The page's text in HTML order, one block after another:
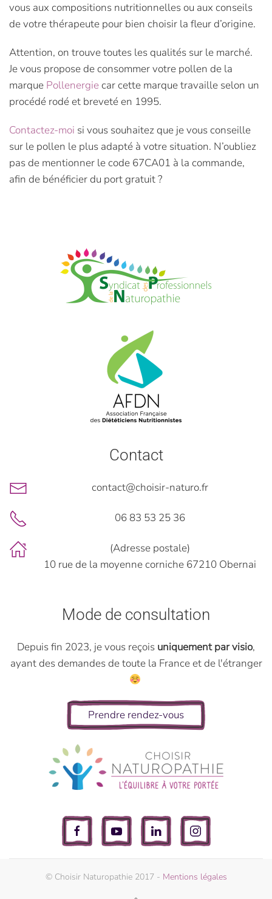
vous aux compositions nutritionnelles ou aux conseils
de votre thérapeute pour bien choisir la fleur d’origine.
Attention, on trouve toutes les qualités sur le marché.
Je vous propose de consommer votre pollen de la
marque Pollenergiecar cette marque travaille selon un
procédé rodé et breveté en 1995.
Contactez-moi si vous souhaitez que je vous conseille
sur le pollen le plus adapté à votre situation. N’oubliez
pas de mentionner le code 67CA01 à la commande,
afin de bénéficier du port gratuit ?
Contact
contact@choisir-naturo.fr
06 83 53 25 36
(Adresse postale)
10 rue de la moyenne corniche 67210 Obernai
Mode de consultation
Depuis fin 2023, je vous reçois uniquement par visio,
ayant des demandes de toute la France et de l'étranger
Prendre rendez-vous
© Choisir Naturopathie 2017 - Mentions légales